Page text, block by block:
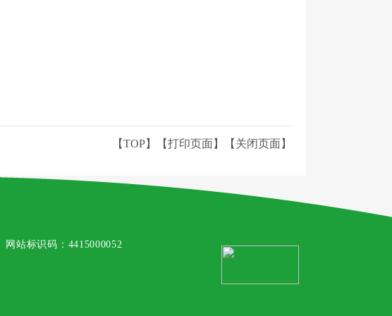
【TOP】 【打印页面】【 关闭页面】
网站标识码：4415000052